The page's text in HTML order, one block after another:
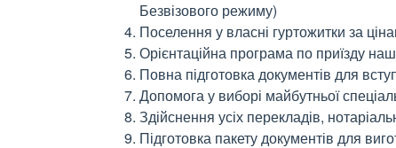
Безвізового режиму)
Поселення у власні гуртожитки за
Орієнтаційна програма по приїзду
Повна підготовка документів для
Допомога у виборі майбутньої
Здійснення усіх перекладів,
Підготовка пакету документів для